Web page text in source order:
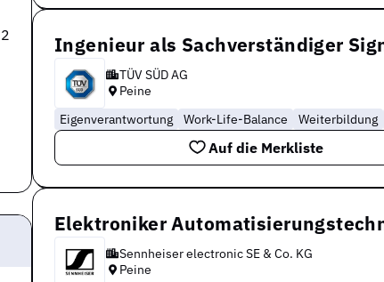
2 Ingenieur als Sachverständiger
TÜV SÜD AG
Peine
Eigenverantwortung
Work-Life-Balance Weiterbildung
Auf die Merkliste
Elektroniker
Sennheiser electronic SE & Co. KG
Peine